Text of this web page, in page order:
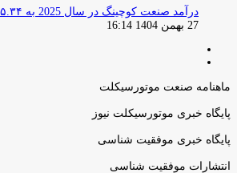
درآمد صنعت کوچینگ در سال 2025 به ۵.۳۴ میلیارد دلار آمریکا رسید
27 بهمن 1404 16:14
ماهنامه صنعت موتورسیکلت
پایگاه خبری موتورسیکلت نیوز
پایگاه خبری موفقیت شناسی
انتشارات موفقیت شناسی